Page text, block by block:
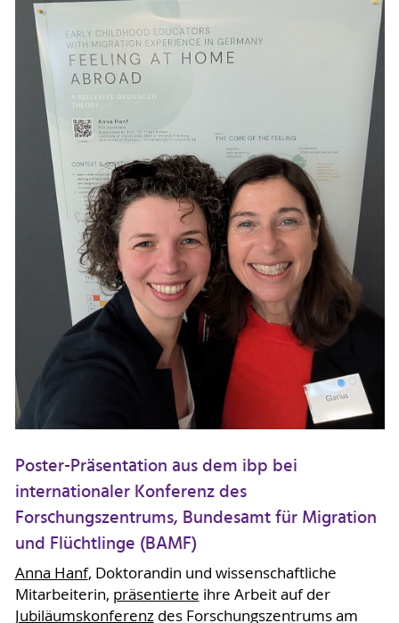
Poster-Präsentation aus dem ibp bei
internationaler Konferenz des
Forschungszentrums, Bundesamt für Migration
und Flüchtlinge (BAMF)
Anna Hanf, Doktorandin und wissenschaftliche
Mitarbeiterin, präsentierte ihre Arbeit auf der
Jubiläumskonferenzdes Forschungszentrums am